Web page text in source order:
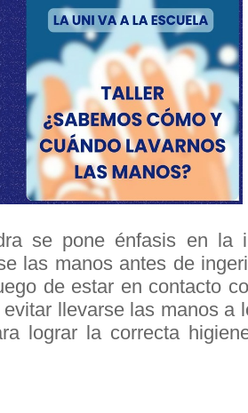
se pone énfasis en la
las manos antes de
de estar en contacto
llevarse las manos a
lograr la correcta